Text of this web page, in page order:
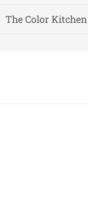
The Color Kitchen